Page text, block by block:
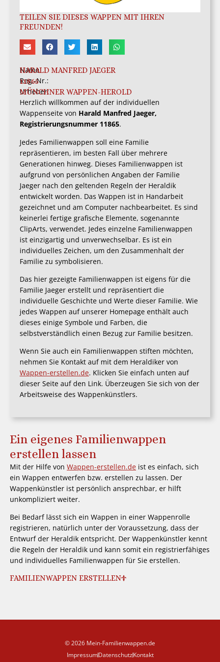
TEILEN SIE DIESES WAPPEN MIT IHREN
FREUNDEN!
Name
HARALD MANFRED JAEGER
Reg.-Nr.:
11865
Urheber:
MÜNCHNER WAPPEN-HEROLD
Herzlich willkommen auf der individuellen
Wappenseite von Harald Manfred Jaeger,
Registrierungsnummer 11865.
Jedes Familienwappen soll eine Familie
repräsentieren, im besten Fall über mehrere
Generationen hinweg. Dieses Familienwappen ist
aufgrund von persönlichen Angaben der Familie
Jaeger nach den geltenden Regeln der Heraldik
entwickelt worden. Das Wappen ist in Handarbeit
gezeichnet und am Computer nachbearbeitet. Es sind
keinerlei fertige grafische Elemente, sogenannte
ClipArts, verwendet. Jedes einzelne Familienwappen
ist einzigartig und unverwechselbar. Es ist ein
individuelles Zeichen, um den Zusammenhalt der
Familie zu symbolisieren.
Das hier gezeigte Familienwappen ist eigens für die
Familie Jaeger erstellt und repräsentiert die
individuelle Geschichte und Werte dieser Familie. Wie
jedes Wappen auf unserer Homepage enthält auch
dieses einige Symbole und Farben, die
selbstverständlich einen Bezug zur Familie besitzen.
Wenn Sie auch ein Familienwappen stiften möchten,
nehmen Sie Kontakt auf mit dem Heraldiker von
Wappen-erstellen.de. Klicken Sie einfach unten auf
dieser Seite auf den Link. Überzeugen Sie sich von der
Arbeitsweise des Wappenkünstlers.
Ein eigenes Familienwappen
erstellen lassen
Mit der Hilfe von Wappen-erstellen.de ist es einfach, sich
ein Wappen entwerfen bzw. erstellen zu lassen. Der
Wappenkünstler ist persönlich ansprechbar, er hilft
unkompliziert weiter.
Bei Bedarf lässt sich ein Wappen in einer Wappenrolle
registrieren, natürlich unter der Voraussetzung, dass der
Entwurf der Heraldik entspricht. Der Wappenkünstler kennt
die Regeln der Heraldik und kann somit ein registrierfähiges
und individuelles Familienwappen für Sie erstellen.
FAMILIENWAPPEN ERSTELLEN
© 2026 Mein-Familienwappen.de
ImpressumDatenschutzKontakt